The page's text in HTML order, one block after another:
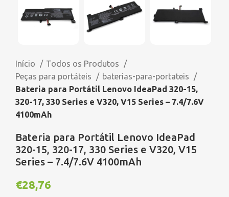
Início
Todos os Produtos
Peças para portáteis
baterias-para-portateis
Bateria para Portátil Lenovo IdeaPad 320-15,
320-17, 330 Series e V320, V15 Series – 7.4/7.6V
4100mAh
Bateria para Portátil Lenovo IdeaPad
320-15, 320-17, 330 Series e V320, V15
Series – 7.4/7.6V 4100mAh
€28,76